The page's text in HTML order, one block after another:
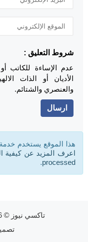
شروط التعليق :
عدم الإساءة للكاتب
الأديان أو الذات
والعنصري والشتائم.
هذا الموقع يستخدم
اعرف المزيد عن كيفية
processed
.
تاكسي نيوز © 2026 جميع الحقوق محفوظة.